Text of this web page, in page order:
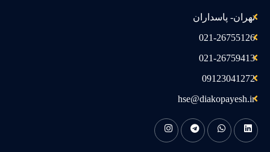
تهران- پاسداران
021-26755126
021-26759413
09123041272
hse@diakopayesh.ir